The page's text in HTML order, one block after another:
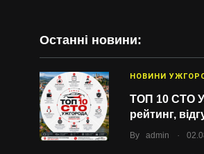
Останні новини:
НОВИНИ
ТОП 10 СТО
рейтинг,
By admin .